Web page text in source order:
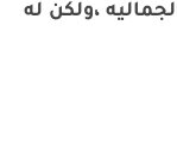
،ولكن له